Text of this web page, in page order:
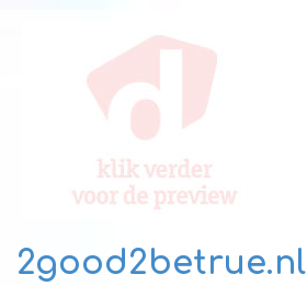
2good2betrue.nl